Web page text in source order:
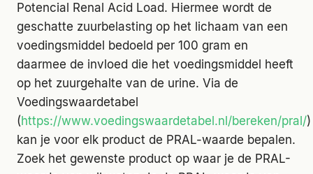
Potencial Renal Acid Load. Hiermee wordt de
geschatte zuurbelasting op het lichaam van een
voedingsmiddel bedoeld per 100 gram en
daarmee de invloed die het voedingsmiddel heeft
op het zuurgehalte van de urine. Via de
Voedingswaardetabel
(https://www.voedingswaardetabel.nl/bereken/pral/)
kan je voor elk product de PRAL-waarde bepalen.
Zoek het gewenste product op waar je de PRAL-